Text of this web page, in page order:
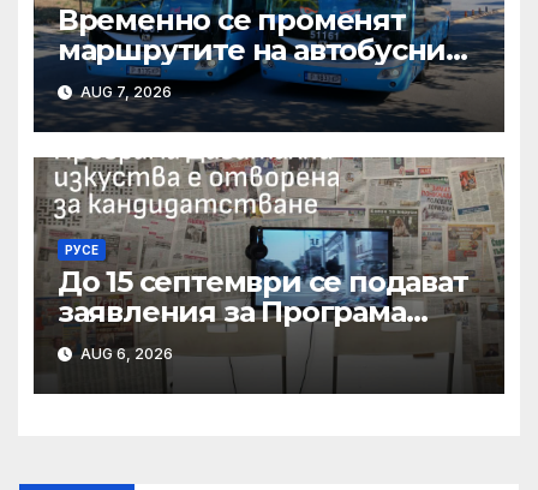
Временно се променят
маршрутите на автобусни
линии № 5 и № 20 заради
строително-ремонтни
дейности
AUG 7, 2026
РУСЕ
До 15 септември се подават
заявления за Програма
„Дигитални изкуства“ на
Национален фонд
„Култура“
AUG 6, 2026